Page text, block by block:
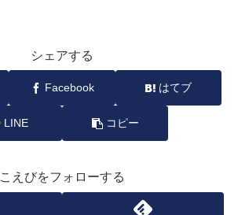
シェアする
Facebook はてブ
LINE コピー
こえびをフォローする